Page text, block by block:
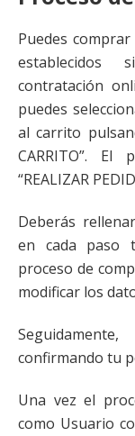
Puedes
establecidos
contratación
puedes
al carrito
CARRITO”.
“REALIZAR
Deberás
en cada paso
proceso de
modificar los
confirmando tu
Una vez el
como Usuario